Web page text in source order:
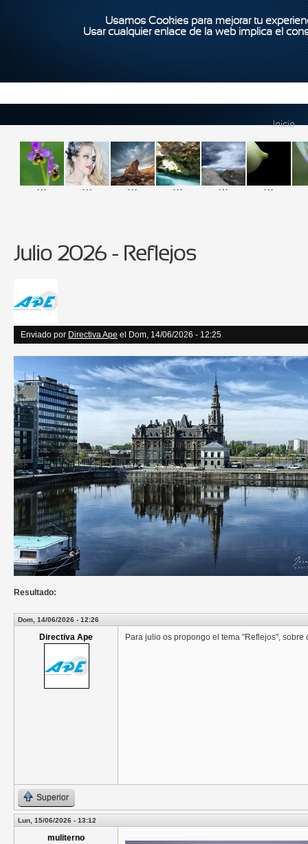
Usamos Cookies para mejorar tu
Usar cualquier enlace de la web implica el
Inicio
... ... ... ... ... ...
Julio 2026 - Reflejos
Enviado por Directiva Ape el Dom, 14/06/2026 - 12:25
Resultado:
Dom, 14/06/2026 - 12:26
Directiva Ape Para julio os propongo el tema "Reflejos",
Superior
Lun, 15/06/2026 - 13:12
muliterno